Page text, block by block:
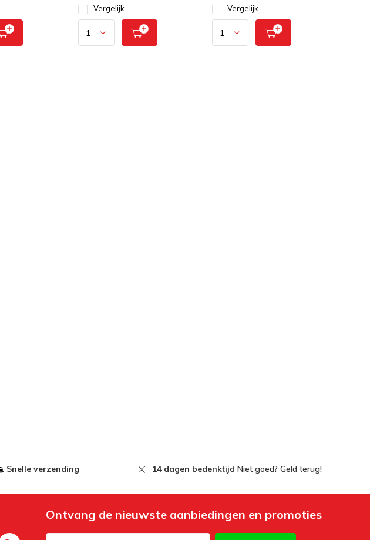
Vergelijk Vergelijk
Snelle verzending 14 dagen bedenktijd Niet goed? Geld terug!
Ontvang de nieuwste aanbiedingen en promoties